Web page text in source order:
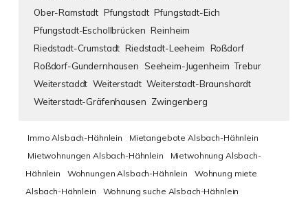
Ober-Ramstadt Pfungstadt Pfungstadt-Eich
Pfungstadt-Eschollbrücken Reinheim
Riedstadt-Crumstadt Riedstadt-Leeheim Roßdorf
Roßdorf-Gundernhausen Seeheim-Jugenheim Trebur
Weiterstaddt Weiterstadt Weiterstadt-Braunshardt
Weiterstadt-Gräfenhausen Zwingenberg
Immo Alsbach-Hähnlein
Mietangebote Alsbach-Hähnlein
Mietwohnungen Alsbach-Hähnlein
Mietwohnung Alsbach-
Hähnlein
Wohnungen Alsbach-Hähnlein
Wohnung miete
Alsbach-Hähnlein
Wohnung suche Alsbach-Hähnlein